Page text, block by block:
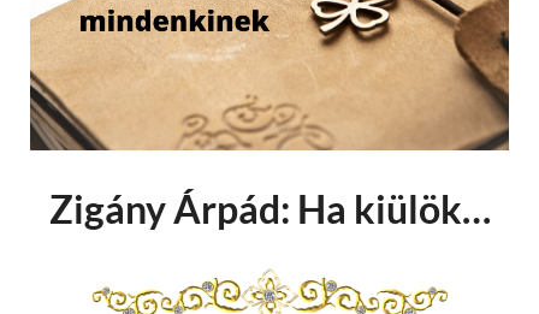
Zigány Árpád: Ha kiülök…